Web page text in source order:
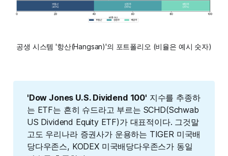
공생 시스템 '항산(Hangsan)'의 포트폴리오 (비율은 예시 숫자)
'Dow Jones U.S. Dividend 100' 지수를 추종하
는 ETF는 흔히 슈드라고 부르는 SCHD(Schwab
US Dividend Equity ETF)가 대표적이다. 그것말
고도 우리나라 증권사가 운용하는 TIGER 미국배
당다우존스, KODEX 미국배당다우존스가 동일